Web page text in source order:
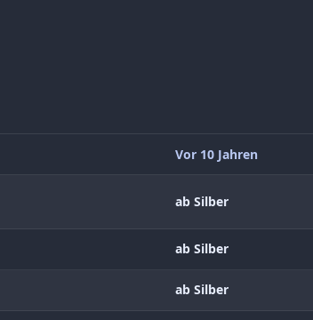
Vor 10 Jahren
ab Silber
ab Silber
ab Silber